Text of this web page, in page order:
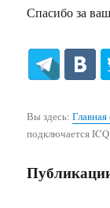
Спасибо за
Вы здесь:
подключается